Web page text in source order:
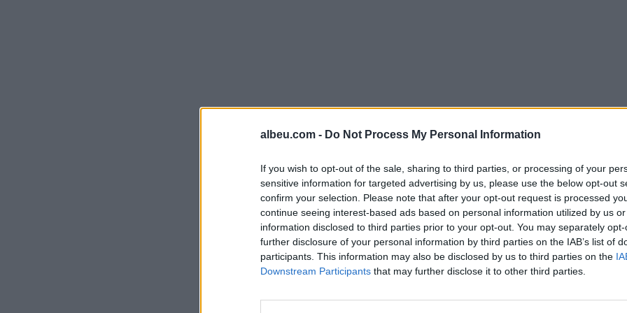
albeu.com - Do Not Process My Personal Information
If you wish to opt-out of the sale, sharing to third parties, or processing of your
sensitive information for targeted advertising by us, please use the below opt-out
confirm your selection. Please note that after your opt-out request is processed
continue seeing interest-based ads based on personal information utilized by us
information disclosed to third parties prior to your opt-out. You may separately
further disclosure of your personal information by third parties on the IAB’s list of
participants. This information may also be disclosed by us to third parties on the
Downstream Participants that may further disclose it to other third parties.